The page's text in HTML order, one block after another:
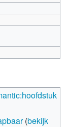
(bekijk